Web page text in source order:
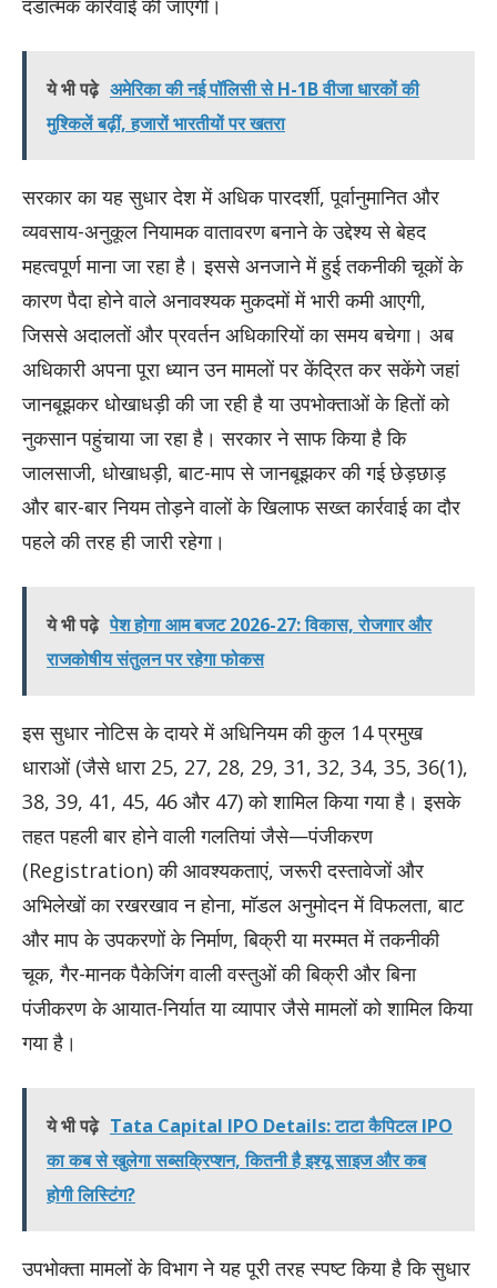
ये भी पढ़े अमेरिका की नई पॉलिसी से H-1B वीजा धारकों की
मुश्किलें बढ़ीं, हजारों भारतीयों पर खतरा
सरकार का यह सुधार देश में अधिक पारदर्शी, पूर्वानुमानित और
व्यवसाय-अनुकूल नियामक वातावरण बनाने के उद्देश्य से बेहद
महत्वपूर्ण माना जा रहा है। इससे अनजाने में हुई तकनीकी चूकों के
कारण पैदा होने वाले अनावश्यक मुकदमों में भारी कमी आएगी,
जिससे अदालतों और प्रवर्तन अधिकारियों का समय बचेगा। अब
अधिकारी अपना पूरा ध्यान उन मामलों पर केंद्रित कर सकेंगे जहां
जानबूझकर धोखाधड़ी की जा रही है या उपभोक्ताओं के हितों को
नुकसान पहुंचाया जा रहा है। सरकार ने साफ किया है कि
जालसाजी, धोखाधड़ी, बाट-माप से जानबूझकर की गई छेड़छाड़
और बार-बार नियम तोड़ने वालों के खिलाफ सख्त कार्रवाई का दौर
पहले की तरह ही जारी रहेगा।
ये भी पढ़े पेश होगा आम बजट 2026-27: विकास, रोजगार और
राजकोषीय संतुलन पर रहेगा फोकस
इस सुधार नोटिस के दायरे में अधिनियम की कुल 14 प्रमुख
धाराओं (जैसे धारा 25, 27, 28, 29, 31, 32, 34, 35, 36(1),
38, 39, 41, 45, 46 और 47) को शामिल किया गया है। इसके
तहत पहली बार होने वाली गलतियां जैसे—पंजीकरण
(Registration) की आवश्यकताएं, जरूरी दस्तावेजों और
अभिलेखों का रखरखाव न होना, मॉडल अनुमोदन में विफलता, बाट
और माप के उपकरणों के निर्माण, बिक्री या मरम्मत में तकनीकी
चूक, गैर-मानक पैकेजिंग वाली वस्तुओं की बिक्री और बिना
पंजीकरण के आयात-निर्यात या व्यापार जैसे मामलों को शामिल किया
गया है।
ये भी पढ़े Tata Capital IPO Details: टाटा कैपिटल IPO
का कब से खुलेगा सब्सक्रिप्शन, कितनी है इश्यू साइज और कब
होगी लिस्टिंग?
उपभोक्ता मामलों के विभाग ने यह पूरी तरह स्पष्ट किया है कि सुधार